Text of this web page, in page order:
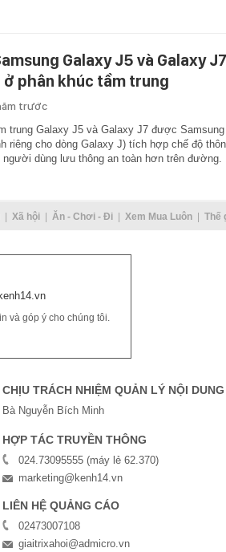
Galaxy J5 và Galaxy
ở phân khúc tầm trung
trước
trung Galaxy J5 và Galaxy J7 được
riêng cho dòng Galaxy J) tích hợp chế độ
người dùng lưu thông an toàn hơn trên đường.
Xã hội Ăn - Chơi - Đi Xem Mua Luôn Thế
và góp ý cho chúng tôi.
CHỊU TRÁCH NHIỆM QUẢN LÝ NỘI DUNG
Bà Nguyễn Bích Minh
HỢP TÁC TRUYỀN THÔNG
024.73095555 (máy lẻ 62.370)
marketing@kenh14.vn
LIÊN HỆ QUẢNG CÁO
02473007108
giaitrixahoi@admicro.vn